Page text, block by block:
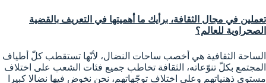
تعملين في مجال الثقافة، برأيك ما أهميتها في التعريف بالقضية
الصحراوية للعالم؟
الساحة الثقافية هي أخصب ساحات النضال، لأنّها تستقطب كلّ أطياف
المجتمع بكلّ تنوّعاته، الثقافة تخاطب جميع فئات الشعب على اختلاف
مستوى ذهنياتهم وعلى اختلاف توجّهاتهم، نحن نخوض فيها نضالا كبيرا